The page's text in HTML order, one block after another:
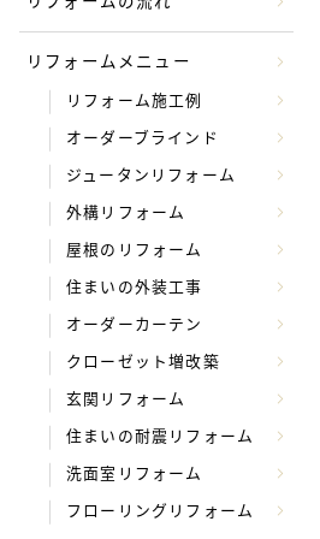
リフォームメニュー
リフォーム施工例
オーダーブラインド
ジュータンリフォーム
外構リフォーム
屋根のリフォーム
住まいの外装工事
オーダーカーテン
クローゼット増改築
玄関リフォーム
住まいの耐震リフォーム
洗面室リフォーム
フローリングリフォーム